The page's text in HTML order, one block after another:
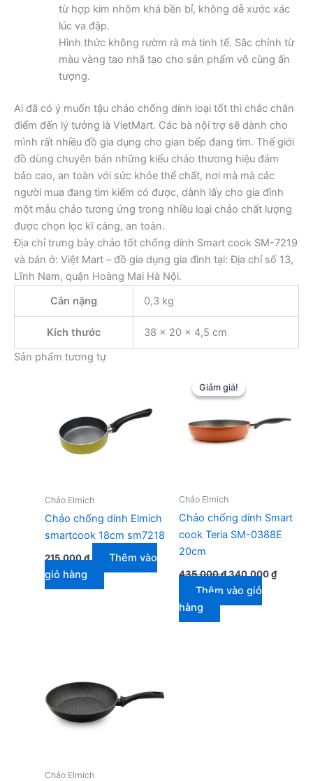
từ hợp kim nhôm khá bền bỉ, không dễ xước xác
lúc va đập.
Hình thức không rườm rà mà tinh tế. Sắc chính từ
màu vàng tao nhã tạo cho sản phẩm vô cùng ấn
tượng.
Ai đã có ý muốn tậu chảo chống dính loại tốt thì chắc chắn
điểm đến lý tưởng là VietMart. Các bà nội trợ sẽ dành cho
mình rất nhiều đồ gia dụng cho gian bếp đang tìm. Thế giới
đồ dùng chuyên bán những kiểu chảo thương hiệu đảm
bảo cao, an toàn với sức khỏe thể chất, nơi mà mà các
người mua đang tìm kiếm có được, dành lấy cho gia đình
một mẫu chảo tương ứng trong nhiều loại chảo chất lượng
được chọn lọc kĩ càng, an toàn.
Địa chỉ trưng bày chảo tốt chống dính Smart cook SM-7219
và bán ở: Việt Mart – đồ gia dụng gia đình tại: Địa chỉ số 13,
Lĩnh Nam, quận Hoàng Mai Hà Nội.
Cân nặng
0,3 kg
Kích thước
38 × 20 × 4,5 cm
Sản phẩm tương tự
Chảo Elmich
Chảo chống dính Elmich
smartcook 18cm sm7218
215.000₫
Thêm vào
giỏ hàng
Giảm giá!
Giảm giá!
Chảo Elmich
Chảo chống dính Smart
cook Teria SM-0388E
20cm
435.000₫ Giá
là:
435.000 ₫.
340.000₫Giá
hiện
Thêm vào giỏ
hàng
Chảo Elmich